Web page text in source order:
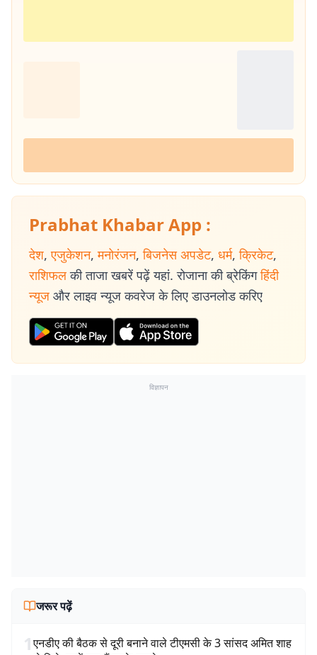
Prabhat Khabar App :
देश, एजुकेशन, मनोरंजन, बिजनेस अपडेट, धर्म, क्रिकेट,
राशिफल की ताजा खबरें पढ़ें यहां. रोजाना की ब्रेकिंग हिंदी
न्यूज और लाइव न्यूज कवरेज के लिए डाउनलोड करिए
विज्ञापन
जरूर पढ़ें
1एनडीए की बैठक से दूरी बनाने वाले टीएमसी के 3 सांसद अमित शाह